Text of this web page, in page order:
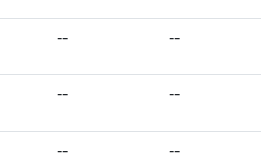
-- --
-- --
-- --